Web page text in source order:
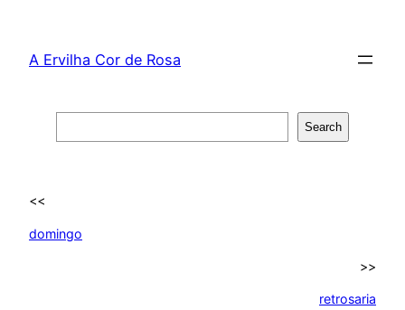
content
A Ervilha Cor de Rosa
Search
<<
domingo
>>
retrosaria